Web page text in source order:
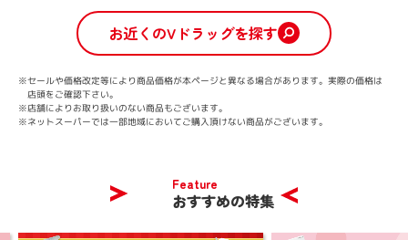
お近くのVドラッグを探す
※セールや価格改定等により商品価格が本ページと異なる場合があります。実際の価格は
店頭をご確認下さい。
※店舗によりお取り扱いのない商品もございます。
※ネットスーパーでは一部地域においてご購入頂けない商品がございます。
Feature
おすすめの特集